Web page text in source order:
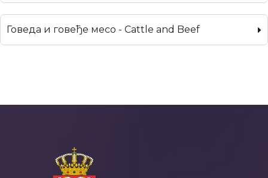
Говеда и говеђе месо - Cattle and Beef